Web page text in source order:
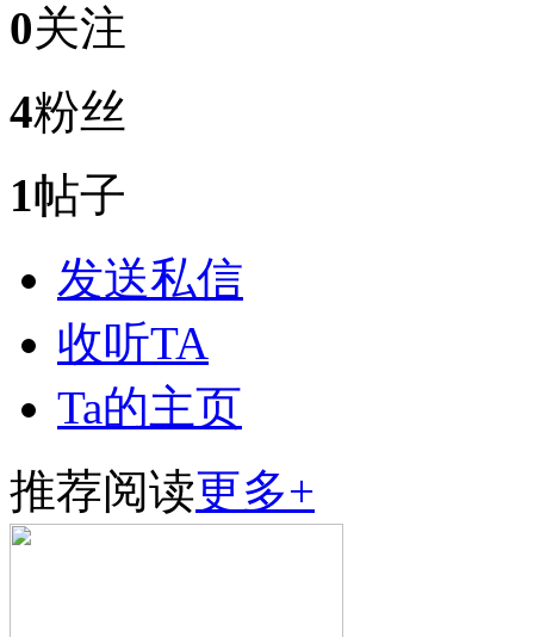
0关注
4粉丝
1帖子
发送私信
收听TA
Ta的主页
推荐阅读更多+